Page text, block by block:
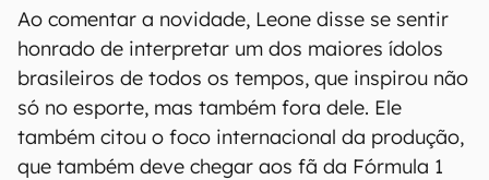
Ao comentar a novidade, Leone disse se sentir
honrado de interpretar um dos maiores ídolos
brasileiros de todos os tempos, que inspirou não
só no esporte, mas também fora dele. Ele
também citou o foco internacional da produção,
que também deve chegar aos fã da Fórmula 1